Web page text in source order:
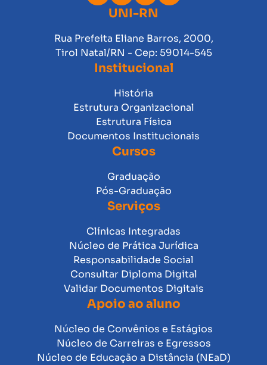
UNI-RN
Rua Prefeita Eliane Barros, 2000,
Tirol Natal/RN - Cep: 59014-545
Institucional
História
Estrutura Organizacional
Estrutura Física
Documentos Institucionais
Cursos
Graduação
Pós-Graduação
Serviços
Clínicas Integradas
Núcleo de Prática Jurídica
Responsabilidade Social
Consultar Diploma Digital
Validar Documentos Digitais
Apoio ao aluno
Núcleo de Convênios e Estágios
Núcleo de Carreiras e Egressos
Núcleo de Educação a Distância (NEaD)